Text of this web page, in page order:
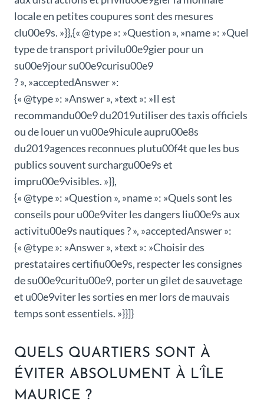
locale en petites coupures sont des mesures
clu00e9s. »}},{« @type »: »Question », »name »: »Quel
type de transport privilu00e9gier pour un
su00e9jour su00e9curisu00e9
? », »acceptedAnswer »:
{« @type »: »Answer », »text »: »Il est
recommandu00e9 du2019utiliser des taxis officiels
ou de louer un vu00e9hicule aupru00e8s
du2019agences reconnues plutu00f4t que les bus
publics souvent surchargu00e9s et
impru00e9visibles. »}},
{« @type »: »Question », »name »: »Quels sont les
conseils pour u00e9viter les dangers liu00e9s aux
activitu00e9s nautiques ? », »acceptedAnswer »:
{« @type »: »Answer », »text »: »Choisir des
prestataires certifiu00e9s, respecter les consignes
de su00e9curitu00e9, porter un gilet de sauvetage
et u00e9viter les sorties en mer lors de mauvais
temps sont essentiels. »}}]}
QUELS QUARTIERS SONT À
ÉVITER ABSOLUMENT À L’ÎLE
MAURICE ?